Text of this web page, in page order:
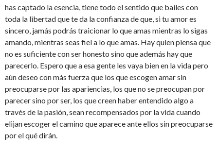
has captado la esencia, tiene todo el sentido que bailes con
toda la libertad que te da la confianza de que, si tu amor es
sincero, jamás podrás traicionar lo que amas mientras lo sigas
amando, mientras seas fiel a lo que amas. Hay quien piensa que
no es suficiente con ser honesto sino que además hay que
parecerlo. Espero que a esa gente les vaya bien en la vida pero
aún deseo con más fuerza que los que escogen amar sin
preocuparse por las apariencias, los que no se preocupan por
parecer sino por ser, los que creen haber entendido algo a
través de la pasión, sean recompensados por la vida cuando
elijan escoger el camino que aparece ante ellos sin preocuparse
por el qué dirán.